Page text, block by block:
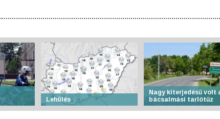
Lehülés
Nagy kiterjedésű volt
bácsalmási tarlótűz